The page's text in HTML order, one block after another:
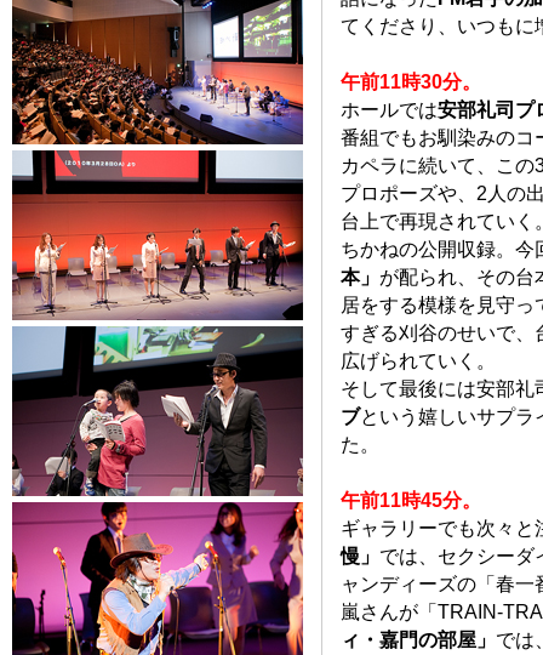
てくださり、いつもに
午前11時30分。
ホールでは安部礼司プ
番組でもお馴染みのコ
カペラに続いて、こ
プロポーズや、2人の
台上で再現されてい
ちかねの公開収録。
本」 が配られ、その台
居をする模様を見守
すぎる刈谷のせいで、
広げられていく。
そして最後には安部礼
ブという嬉しいサプラ
た。
午前11時45分。
ギャラリーでも次々
慢」 では、セクシーダ
ャンディーズの「春
嵐さんが「TRAIN-
ィ・嘉門の部屋」 では